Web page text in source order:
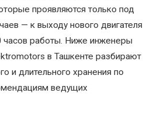
проявляются только под
— к выходу нового двигателя
часов работы. Ниже инженеры
в Ташкенте разбирают
и длительного хранения по
ведущих